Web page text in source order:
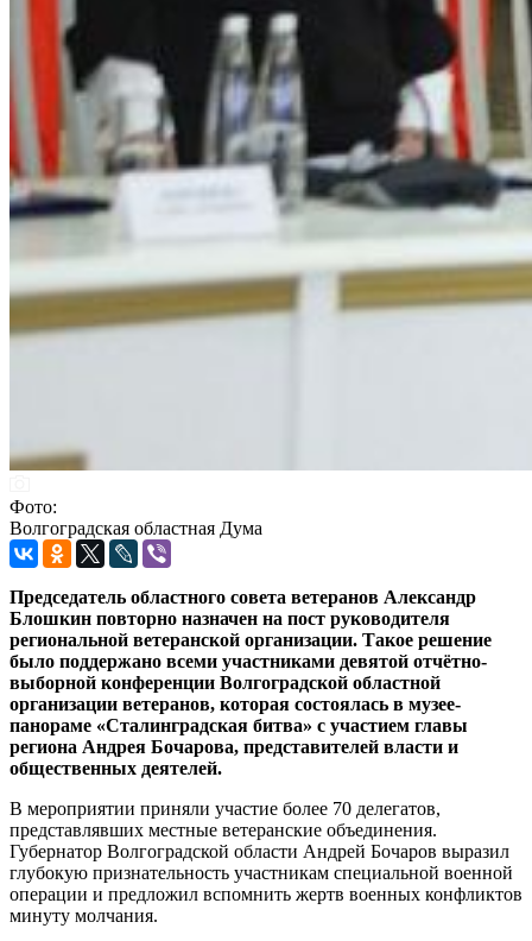
Фото:
Волгоградская областная Дума
Председатель областного совета ветеранов Александр
Блошкин повторно назначен на пост руководителя
региональной ветеранской организации. Такое решение
было поддержано всеми участниками девятой отчётно-
выборной конференции Волгоградской областной
организации ветеранов, которая состоялась в музее-
панораме «Сталинградская битва» с участием главы
региона Андрея Бочарова, представителей власти и
общественных деятелей.
В мероприятии приняли участие более 70 делегатов,
представлявших местные ветеранские объединения.
Губернатор Волгоградской области Андрей Бочаров выразил
глубокую признательность участникам специальной военной
операции и предложил вспомнить жертв военных конфликтов
минуту молчания.